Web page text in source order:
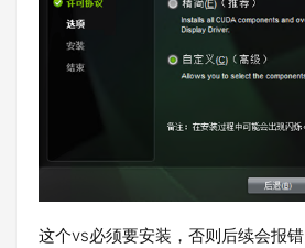
这个vs必须要安装，否则后续会报错